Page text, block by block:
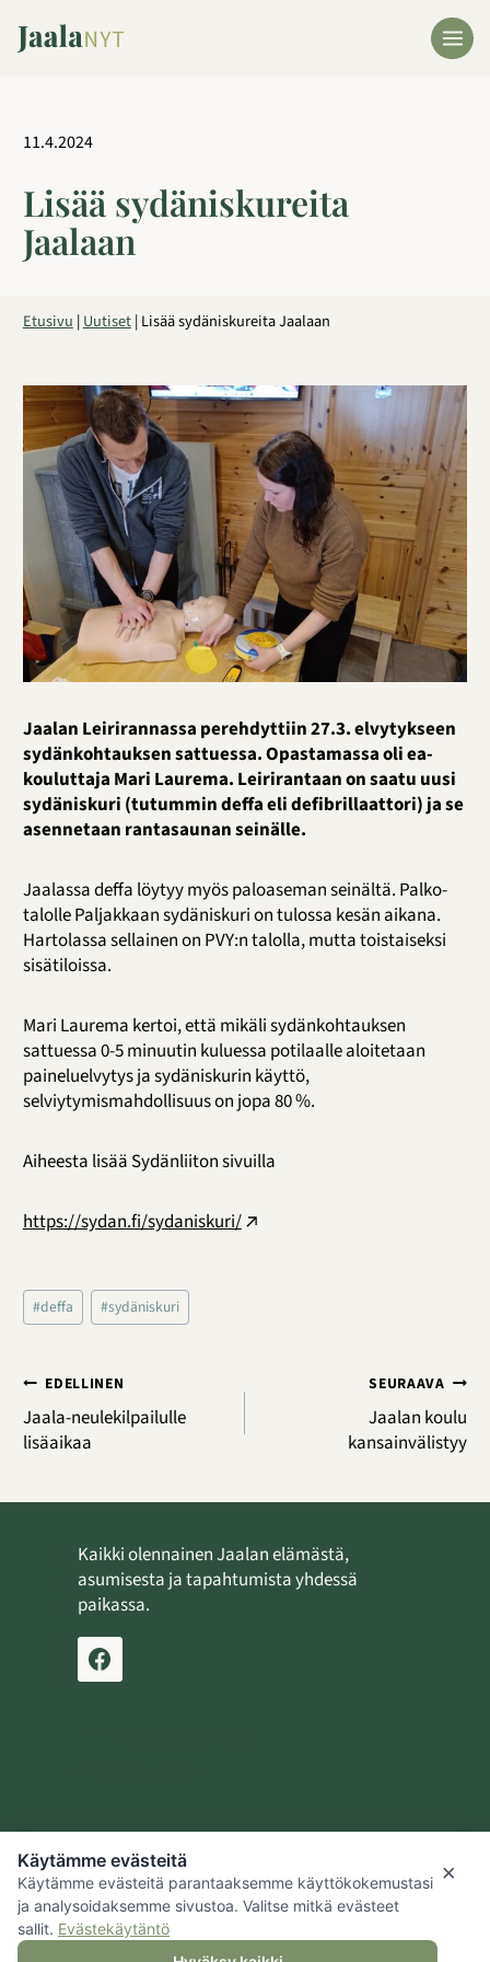
sisältöön
11.4.2024
Lisää sydäniskureita
Jaalaan
Etusivu|Uutiset|Lisää sydäniskureita Jaalaan
Jaalan Leirirannassa perehdyttiin 27.3. elvytykseen
sydänkohtauksen sattuessa. Opastamassa oli ea-
kouluttaja Mari Laurema. Leirirantaan on saatu uusi
sydäniskuri (tutummin deffa eli defibrillaattori) ja se
asennetaan rantasaunan seinälle.
Jaalassa deffa löytyy myös paloaseman seinältä. Palko-
talolle Paljakkaan sydäniskuri on tulossa kesän aikana.
Hartolassa sellainen on PVY:n talolla, mutta toistaiseksi
sisätiloissa.
Mari Laurema kertoi, että mikäli sydänkohtauksen
sattuessa 0-5 minuutin kuluessa potilaalle aloitetaan
paineluelvytys ja sydäniskurin käyttö,
selviytymismahdollisuus on jopa 80 %.
Aiheesta lisää Sydänliiton sivuilla
https://sydan.fi/sydaniskuri/
Avainsanat:
#deffa #sydäniskuri
Artikkelien
selaus
EDELLINEN
Jaala-neulekilpailulle
lisäaikaa
SEURAAVA
Jaalan koulu
kansainvälistyy
Kaikki olennainen Jaalan elämästä,
asumisesta ja tapahtumista yhdessä
paikassa.
Jaalan kotiseutusäätiö
Kouvolan kaupunki
×
Käytämme evästeitä
Käytämme evästeitä parantaaksemme käyttökokemustasi
ja analysoidaksemme sivustoa. Valitse mitkä evästeet
sallit. Evästekäytäntö